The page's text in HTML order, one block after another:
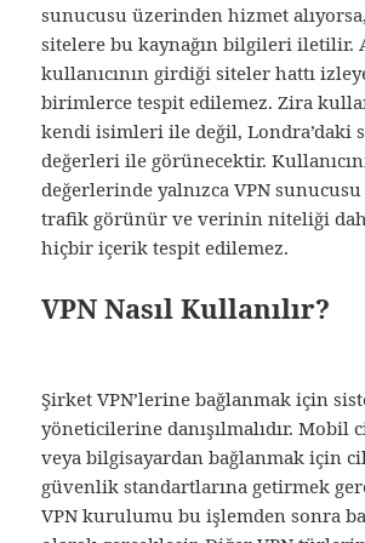
sunucusu üzerinden hizmet
sitelere bu kaynağın bilgileri iletilir.
kullanıcının girdiği siteler hattı
birimlerce tespit edilemez. Zira
kendi isimleri ile değil, Londra’daki
değerleri ile görünecektir.
değerlerinde yalnızca VPN
trafik görünür ve verinin niteliği
hiçbir içerik tespit edilemez.
VPN Nasıl Kullanılır?
Şirket VPN’lerine bağlanmak için
yöneticilerine danışılmalıdır. Mobil
veya bilgisayardan bağlanmak için
güvenlik standartlarına getirmek
VPN kurulumu bu işlemden sonra